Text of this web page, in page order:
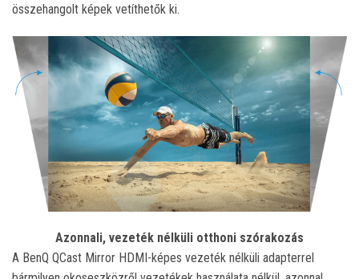
összehangolt képek vetíthetők ki.
Azonnali, vezeték nélküli otthoni szórakozás
A BenQ QCast Mirror HDMI-képes vezeték nélküli adapterrel